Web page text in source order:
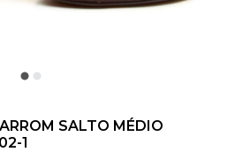
SALTO MÉDIO
1